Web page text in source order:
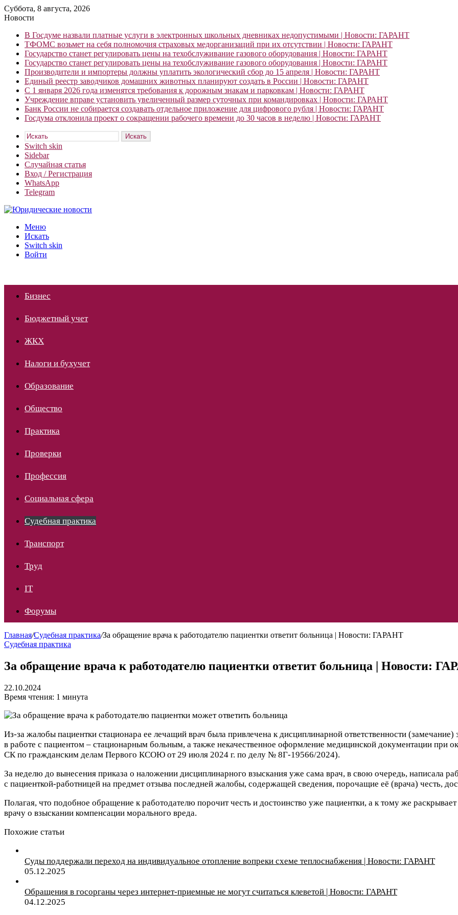
Суббота, 8 августа, 2026
Новости
В Госдуме назвали платные услуги в электронных школьных дневниках недопустимыми | Новости: ГАРАНТ
ТФОМС возьмет на себя полномочия страховых медорганизаций при их отсутствии | Новости: ГАРАНТ
Государство станет регулировать цены на техобслуживание газового оборудования | Новости: ГАРАНТ
Государство станет регулировать цены на техобслуживание газового оборудования | Новости: ГАРАНТ
Производители и импортеры должны уплатить экологический сбор до 15 апреля | Новости: ГАРАНТ
Единый реестр заводчиков домашних животных планируют создать в России | Новости: ГАРАНТ
С 1 января 2026 года изменятся требования к дорожным знакам и парковкам | Новости: ГАРАНТ
Учреждение вправе установить увеличенный размер суточных при командировках | Новости: ГАРАНТ
Банк России не собирается создавать отдельное приложение для цифрового рубля | Новости: ГАРАНТ
Госдума отклонила проект о сокращении рабочего времени до 30 часов в неделю | Новости: ГАРАНТ
Искать
Switch skin
Sidebar
Случайная статья
Вход / Регистрация
WhatsApp
Telegram
Меню
Искать
Switch skin
Войти
Бизнес
Бюджетный учет
ЖКХ
Налоги и бухучет
Образование
Общество
Практика
Проверки
Профессия
Социальная сфера
Судебная практика
Транспорт
Труд
IT
Форумы
Главная/Судебная практика/За обращение врача к работодателю пациентки ответит больница | Новости: ГАРАНТ
Судебная практика
За обращение врача к работодателю пациентки ответит больница | Новости:
22.10.2024
Время чтения: 1 минута
Из-за жалобы пациентки стационара ее лечащий врач была привлечена к дисциплинарной ответственности
в работе с пациентом – стационарным больным, а также некачественное оформление медицинской документации при
СК по гражданским делам Первого КСОЮ от 29 июля 2024 г. по делу № 8Г-19566/2024).
За неделю до вынесения приказа о наложении дисциплинарного взыскания уже сама врач, в свою очередь, написала
с пациенткой-работницей на предмет отзыва последней жалобы, содержащей сведения, порочащие её (врача) честь,
Полагая, что подобное обращение к работодателю порочит честь и достоинство уже пациентки, а к тому же
врачу о взыскании компенсации морального вреда.
Похожие статьи
Суды поддержали переход на индивидуальное отопление вопреки схеме теплоснабжения | Новости: ГАРАНТ
05.12.2025
Обращения в госорганы через интернет-приемные не могут считаться клеветой | Новости: ГАРАНТ
04.12.2025